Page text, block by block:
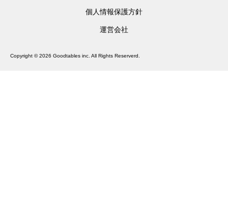
個人情報保護方針
運営会社
Copyright ©2026 Goodtables inc. All Rights Reserverd.